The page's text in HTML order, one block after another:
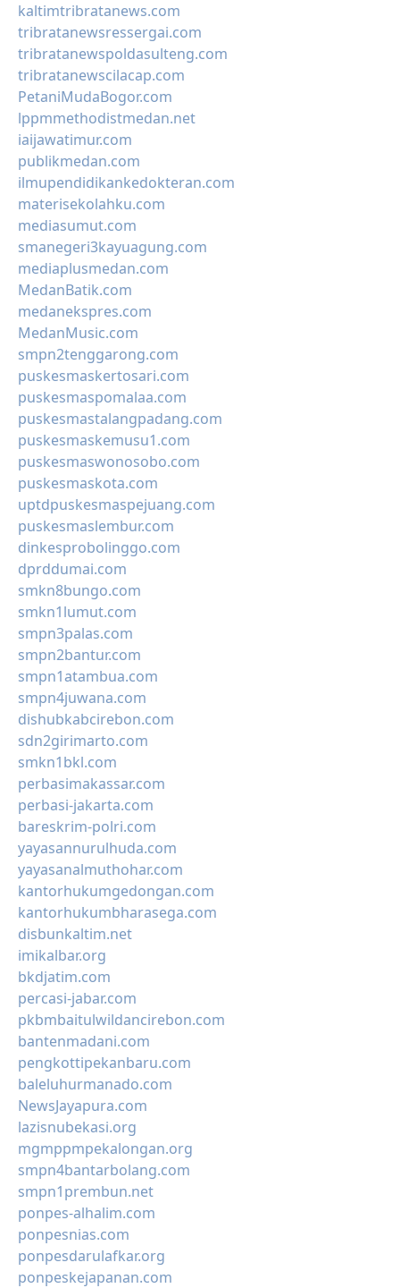
kaltimtribratanews.com
tribratanewsressergai.com
tribratanewspoldasulteng.com
tribratanewscilacap.com
PetaniMudaBogor.com
lppmmethodistmedan.net
iaijawatimur.com
publikmedan.com
ilmupendidikankedokteran.com
materisekolahku.com
mediasumut.com
smanegeri3kayuagung.com
mediaplusmedan.com
MedanBatik.com
medanekspres.com
MedanMusic.com
smpn2tenggarong.com
puskesmaskertosari.com
puskesmaspomalaa.com
puskesmastalangpadang.com
puskesmaskemusu1.com
puskesmaswonosobo.com
puskesmaskota.com
uptdpuskesmaspejuang.com
puskesmaslembur.com
dinkesprobolinggo.com
dprddumai.com
smkn8bungo.com
smkn1lumut.com
smpn3palas.com
smpn2bantur.com
smpn1atambua.com
smpn4juwana.com
dishubkabcirebon.com
sdn2girimarto.com
smkn1bkl.com
perbasimakassar.com
perbasi-jakarta.com
bareskrim-polri.com
yayasannurulhuda.com
yayasanalmuthohar.com
kantorhukumgedongan.com
kantorhukumbharasega.com
disbunkaltim.net
imikalbar.org
bkdjatim.com
percasi-jabar.com
pkbmbaitulwildancirebon.com
bantenmadani.com
pengkottipekanbaru.com
baleluhurmanado.com
NewsJayapura.com
lazisnubekasi.org
mgmppmpekalongan.org
smpn4bantarbolang.com
smpn1prembun.net
ponpes-alhalim.com
ponpesnias.com
ponpesdarulafkar.org
ponpeskejapanan.com